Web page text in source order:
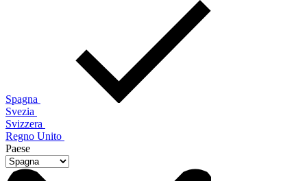
Spagna
Svezia
Svizzera
Regno Unito
Paese